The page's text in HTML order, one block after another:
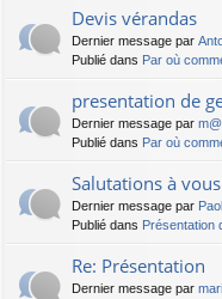
Devis vérandas
Dernier message par
Publié dans Par où
presentation de
Dernier message par
Publié dans Par où
Salutations à
Dernier message par
Publié dans Présentation
Re: Présentation
Dernier message par